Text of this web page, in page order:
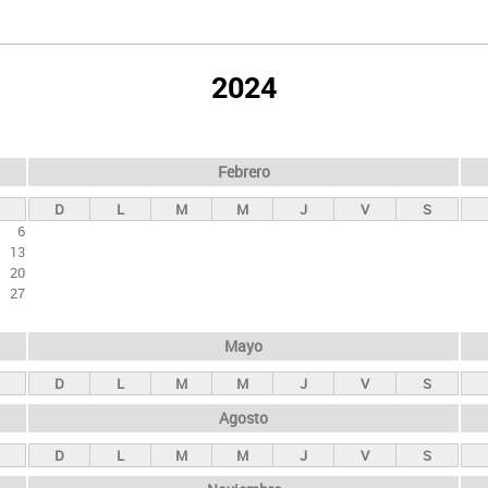
2024
6
13
20
27
Febrero
D L M M J V S
Mayo
D L M M J V S
Agosto
D L M M J V S